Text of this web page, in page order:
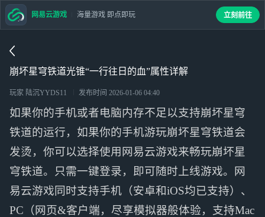
崩坏星穹铁道光锥“一行往日的血”属性详解
玩家 陆沉YYDS11 发布时间 2026-01-06 04:40
如果你的手机或者电脑内存不足以支持崩坏星穹
铁道的运行，如果你的手机游玩崩坏星穹铁道会
发烫，你可以选择使用网易云游戏来畅玩崩坏星
穹铁道。只需一键登录，即可随时上线游戏。网
易云游戏同时支持手机（安卓和iOS均已支持）、
PC（网页&客户端，尽享模拟器般体验，支持Mac
网易云游戏 海量游戏 即点即玩 立刻前往